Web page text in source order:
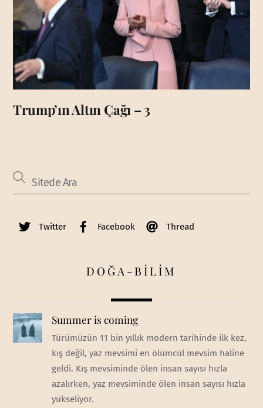
Trump’ın Altın Çağı – 3
Twitter Facebook Thread
DOĞA-BİLİM
Summer is coming
Türümüzün 11 bin yıllık modern tarihinde ilk kez,
kış değil, yaz mevsimi en ölümcül mevsim haline
geldi. Kış mevsiminde ölen insan sayısı hızla
azalırken, yaz mevsiminde ölen insan sayısı hızla
yükseliyor.